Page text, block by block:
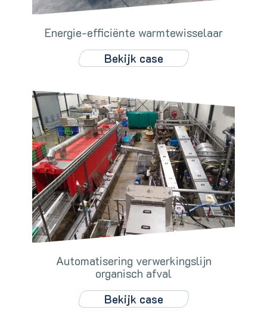
Energie-efficiënte warmtewisselaar
Bekijk case
Automatisering verwerkingslijn
organisch afval
Bekijk case